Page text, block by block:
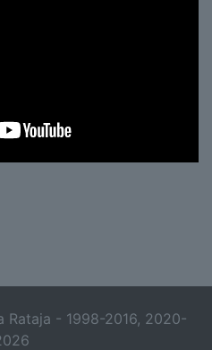
Rataja - 1998-2016, 2020-